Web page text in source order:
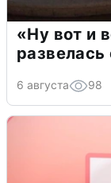
«Ну вот и
6 августа 98